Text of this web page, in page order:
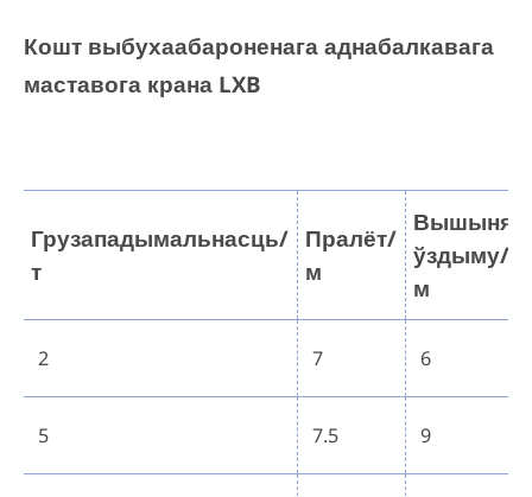
Кошт выбухаабароненага аднабалкавага
маставога крана LXB
Грузападымальнасць/
т
Пралёт/
м
Вышыня
ўздыму/
м
2 7 6
5 7.5 9